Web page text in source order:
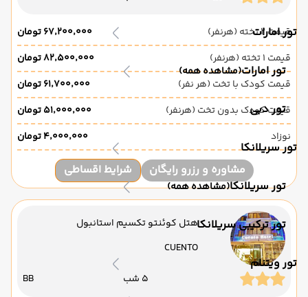
تور امارات
تور امارات(مشاهده همه)
تور دبی
تور سریلانکا
تور سریلانکا(مشاهده همه)
تور ترکیبی سریلانکا
تور ویتنام
قیمت 2 تخته (هرنفر)
۶۷٬۲۰۰٬۰۰۰ تومان
قیمت 1 تخته (هرنفر)
۸۲٬۵۰۰٬۰۰۰ تومان
قیمت کودک با تخت (هر نفر)
۶۱٬۷۰۰٬۰۰۰ تومان
قیمت کودک بدون تخت (هرنفر)
۵۱٬۰۰۰٬۰۰۰ تومان
نوزاد
۴٬۰۰۰٬۰۰۰ تومان
مشاوره و رزرو رایگان شرایط اقساطی
هتل کوئنتو تکسیم استانبول
CUENTO
5 شب BB